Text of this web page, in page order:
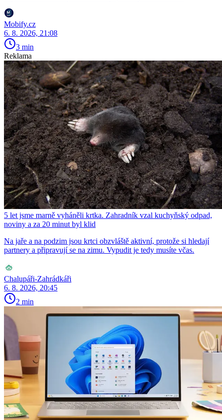
Mobify.cz
6. 8. 2026, 21:08
3 min
Reklama
5 let jsme marně vyháněli krtka. Zahradník vzal kuchyňský odpad,
noviny a za 20 minut byl klid
Na jaře a na podzim jsou krtci obzvláště aktivní, protože si hledají
partnery a připravují se na zimu. Vypudit je tedy musíte včas.
Chalupáři-Zahrádkáři
6. 8. 2026, 20:45
2 min